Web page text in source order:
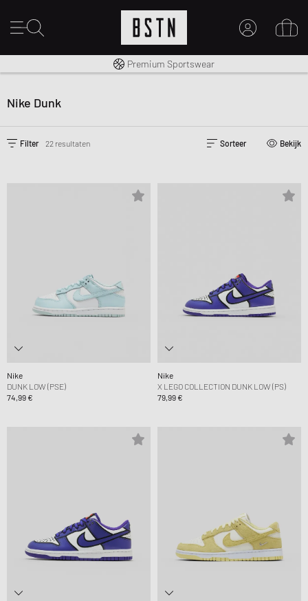
MIJN ACCOUNT
MAAK EEN ACCOUNT AAN
Gratis verzending naar NL vanaf € 100
Premium Sportswear
Nike Dunk
Filter 22 resultaten Sorteer Bekijk
Nike
DUNK LOW (PSE)
74,99 €
Nike
X LEGO COLLECTION DUNK LOW (PS)
79,99 €